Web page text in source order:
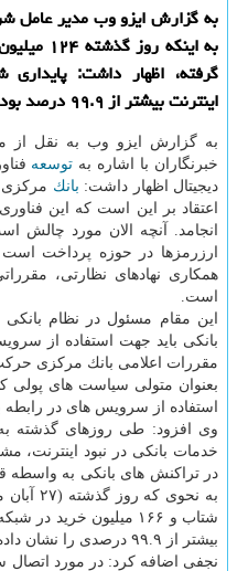
به گزارش ایزو وب مدیر عامل
به
گرفته، اظهار داشت: پایداری
اینترنت بیشتر از ۹۹.۹ درصد بوده است.
به گزارش ایزو وب به نقل از
خبرنگاران با اشاره به توسعه
دیجیتال اظهار داشت: بانك مركزی
اعتقاد بر این است كه این
انجامد. آنچه الان مورد چالش
ارزرمزها در حوزه پرداخت
همكاری نهادهای نظارتی،
است.
این مقام مسئول در نظام
بانكی باید جهت استفاده از
مقررات اعلامی بانك مركزی
بعنوان متولی سیاست های پولی
استفاده از سرویس های در رابطه
وی افزود: طی روزهای گذشته
خدمات بانكی در نبود اینترنت،
در تراكنش های بانكی به
شتاب و ۱۶۶ میلیون
بیشتر از ۹۹.۹ درصدی را نشان داده است.
نجفی اضافه كرد: در مورد